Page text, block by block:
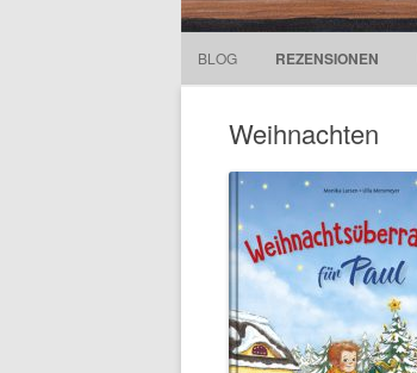
BLOG REZENSIONEN
Weihnachten